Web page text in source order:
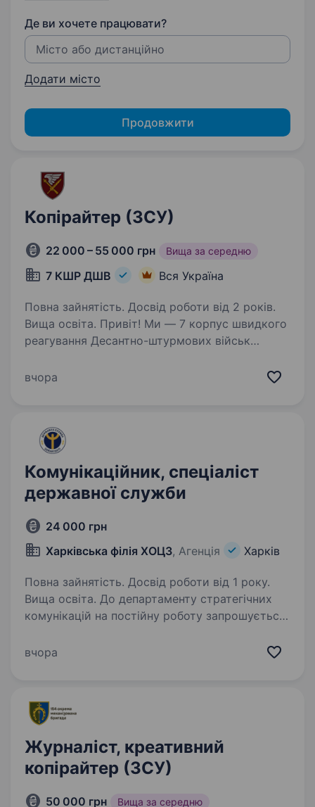
Де ви хочете працювати?
Додати місто
Продовжити
Копірайтер (ЗСУ)
22 000 – 55 000 грн Вища за середню
7 КШР ДШВ Вся Україна
Повна зайнятість. Досвід роботи від 2 років.
Вища освіта. Привіт! Ми — 7 корпус швидкого
реагування Десантно-штурмових військ
які поєднують мужність, інновації
вчора
Комунікаційник, спеціаліст
державної служби
24 000 грн
Харківська філія ХОЦЗ, Агенція Харків
Повна зайнятість. Досвід роботи від 1 року.
Вища освіта. До департаменту стратегічних
комунікацій на постійну роботу запрошується
(філологія, журналістика, видавнича справа,
вчора
Журналіст, креативний
копірайтер (ЗСУ)
50 000 грн Вища за середню